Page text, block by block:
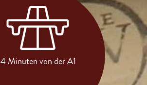
4 Minuten von der A1